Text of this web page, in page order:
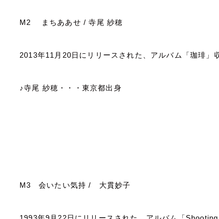
M2 まちああせ /寺尾 紗穂
2013年11 月 20日にリリースされた、アルバム「珈琲」
♪寺尾 紗穂・・・東京都出身
M3 会いたい気持 / 大貫妙子